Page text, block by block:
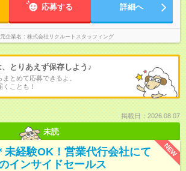
応募する 詳細へ
企業名 株式会社リクルートスタッフィング
、とりあえず保存しよう♪
とめて応募できるよ。
ことも！
掲載日：2026.08.07
未読
NEW
未経験OK！営業代行会社にて
インサイドセールス